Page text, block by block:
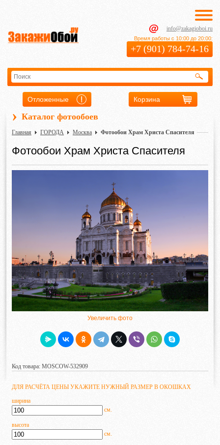
info@zakagioboi.ru
Время работы с 10:00 до 20:00:
+7 (901) 784-74-16
Отложенные Корзина
› Каталог фотообоев
Главная ГОРОДА Москва Фотообои Храм Христа Спасителя
Фотообои Храм Христа Спасителя
Увеличить фото
Код товара: MOSCOW-532909
ДЛЯ РАСЧЁТА ЦЕНЫ УКАЖИТЕ НУЖНЫЙ РАЗМЕР В ОКОШКАХ
ширина
см.
высота
см.